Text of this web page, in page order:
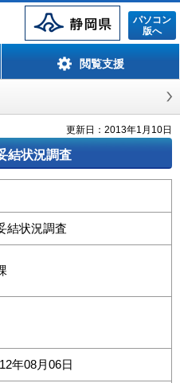
静岡県
パソコン
版へ
閲覧支援
更新日：2013年1月10日
結状況調査
結状況調査
年08月06日